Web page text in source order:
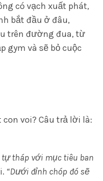
có vạch xuất phát,
bắt đầu ở đâu,
trên đường đua, từ
gym và sẽ bỏ cuộc
voi? Câu trả lời là:
tháp với mục tiêu ban
“Dưới đỉnh chóp đó sẽ